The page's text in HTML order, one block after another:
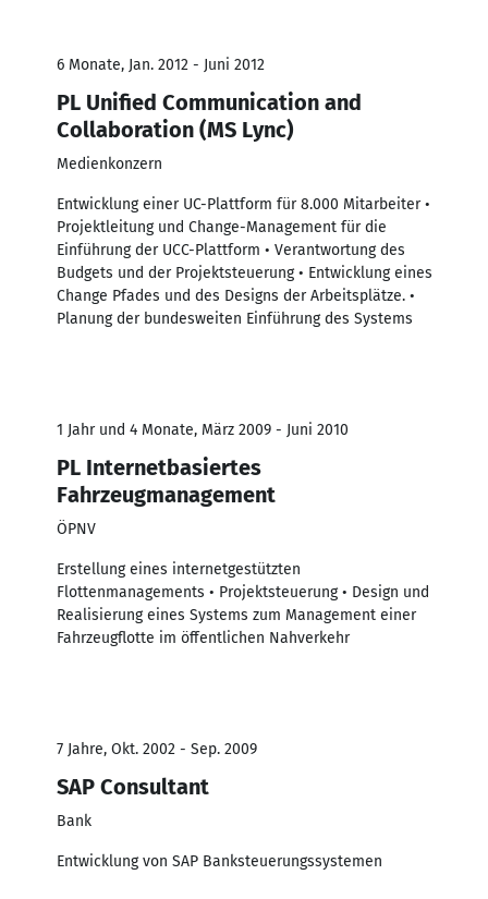
6 Monate, Jan. 2012 - Juni 2012
PL Unified Communication and
Collaboration (MS Lync)
Medienkonzern
Entwicklung einer UC-Plattform für 8.000 Mitarbeiter •
Projektleitung und Change-Management für die
Einführung der UCC-Plattform • Verantwortung des
Budgets und der Projektsteuerung • Entwicklung eines
Change Pfades und des Designs der Arbeitsplätze. •
Planung der bundesweiten Einführung des Systems
1 Jahr und 4 Monate, März 2009 - Juni 2010
PL Internetbasiertes
Fahrzeugmanagement
ÖPNV
Erstellung eines internetgestützten
Flottenmanagements • Projektsteuerung • Design und
Realisierung eines Systems zum Management einer
Fahrzeugflotte im öffentlichen Nahverkehr
7 Jahre, Okt. 2002 - Sep. 2009
SAP Consultant
Bank
Entwicklung von SAP Banksteuerungssystemen